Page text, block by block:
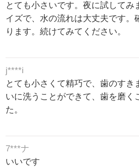
とても小さいです。夜に試してみ
イズで、水の流れは大丈夫です。
ります。続けてみてください。
j****i
とても小さくて精巧で、歯のすき
いに洗うことができて、歯を磨く
た。
7***ナ
いいです